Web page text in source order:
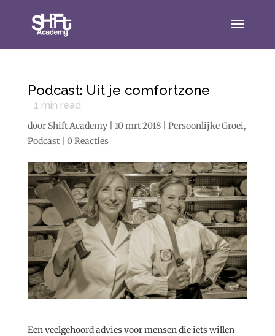
Podcast: Uit je comfortzone
1 min read
door Shift Academy| 10 mrt 2018| Persoonlijke Groei,
Podcast| 0 Reacties
Een veelgehoord advies voor mensen die iets willen